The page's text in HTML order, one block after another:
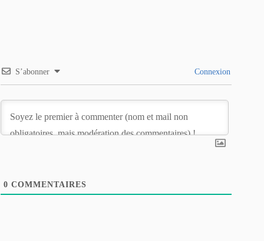
S’abonner Connexion
0 COMMENTAIRES